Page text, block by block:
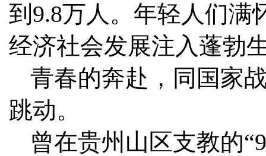
到9.8万人。年轻人们满
经济社会发展注入蓬勃
青春的奔赴，同国家
跳动。
曾在贵州山区支教的